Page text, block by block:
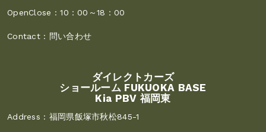
OpenClose :10：00～18：00
Contact : 問い合わせ
ダイレクトカーズ
ショールーム FUKUOKA BASE
Kia PBV 福岡東
Address : 福岡県飯塚市秋松845-1